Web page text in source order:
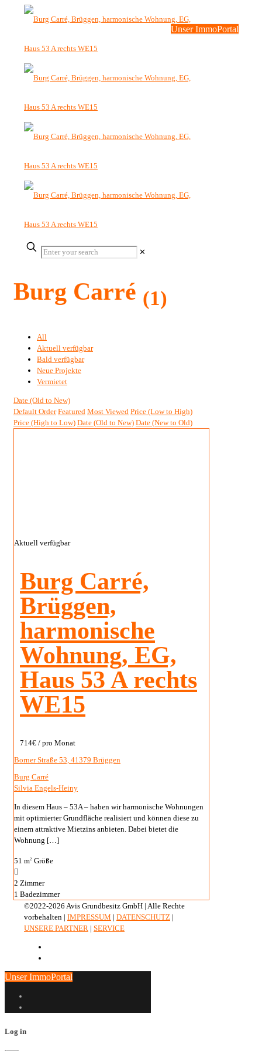
Unser ImmoPortal
✕
Burg Carré (1)
All
Aktuell verfügbar
Bald verfügbar
Neue Projekte
Vermietet
Date (Old to New)
Default Order Featured Most Viewed Price (Low to High)
Price (High to Low) Date (Old to New) Date (New to Old)
harmonische
Wohnung, EG,
Haus 53 A rechts
WE15
714€/ pro Monat
Borner Straße 53, 41379 Brüggen
Burg Carré
Silvia Engels-Heiny
einem attraktive Mietzins anbieten. Dabei bietet die
51 m Größe
1 Badezimmer
©2022-2026 Avis Grundbesitz GmbH | Alle Rechte
vorbehalten | IMPRESSUM|DATENSCHUTZ|
UNSERE PARTNER
Unser ImmoPortal
×
Username or email address
Password